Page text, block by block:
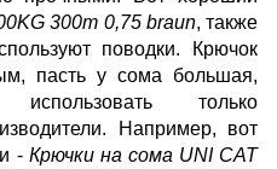
300m 0,75 braun, также
поводки. Крючок
пасть у сома большая,
только
Например, вот
- Крючки на сома UNI CAT